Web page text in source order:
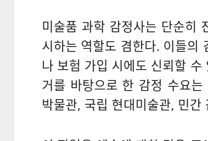
미술품 과학 감정사는 단순히
시하는 역할도 겸한다. 이들의
나 보험 가입 시에도 신뢰할
거를 바탕으로 한 감정 수요
박물관, 국립 현대미술관, 민